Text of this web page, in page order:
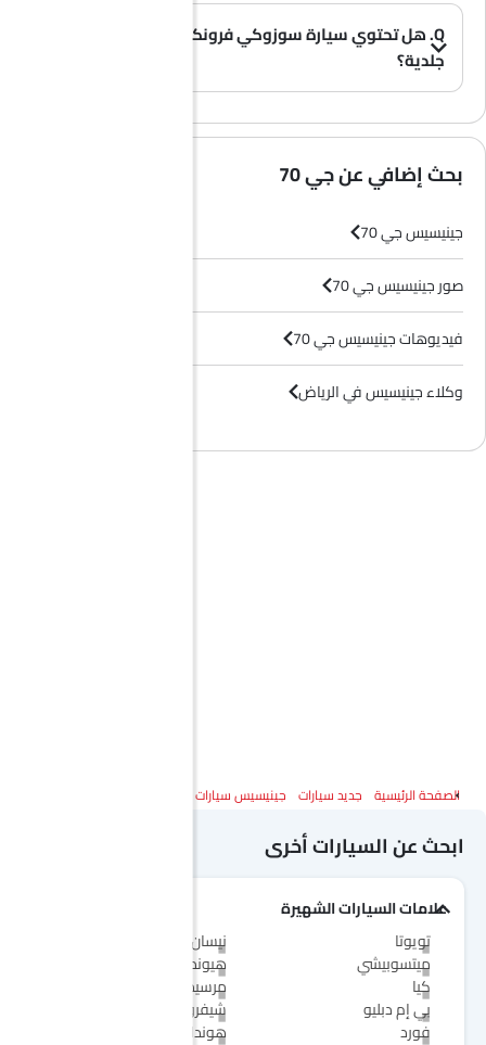
Q. هل تحتوي سيارة سوزوكي فرونكس على مقاعد
جلدية؟
بحث إضافي عن جي 70
جينيسيس جي 70
صور جينيسيس جي 70
فيديوهات جينيسيس جي 70
وكلاء جينيسيس في الرياض‎
الصفحة الرئيسية جديد سيارات جينيسيس سيارات
ابحث عن السيارات أخرى
علامات السيارات الشهيرة
تويوتا
نيسان
ميتسوبيشي
هيونداي
كيا
مرسيدس-بنز
بي إم دبليو
شيفروليه
فورد
هوندا